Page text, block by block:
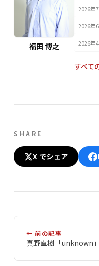
福田 博之
2026年
2026年
2026年
すべて
SHARE
X でシェア
← 前の記事
真野直樹「unknown